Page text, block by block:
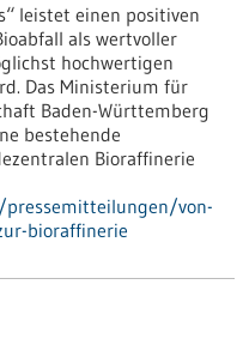
leistet einen positiven
als wertvoller
hochwertigen
Das Ministerium für
Baden-Württemberg
bestehende
Bioraffinerie
von-
bioraffinerie